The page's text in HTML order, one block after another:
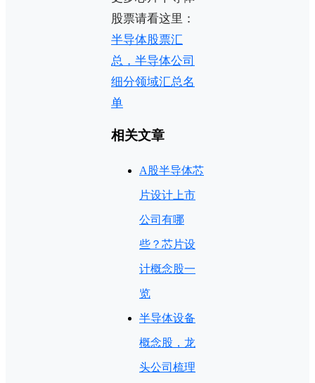
股票请看这里：
半导体股票汇
总，半导体公司
细分领域汇总名
单
相关文章
A股半导体芯
片设计上市
公司有哪
些？芯片设
计概念股一
览
半导体设备
概念股，龙
头公司梳理